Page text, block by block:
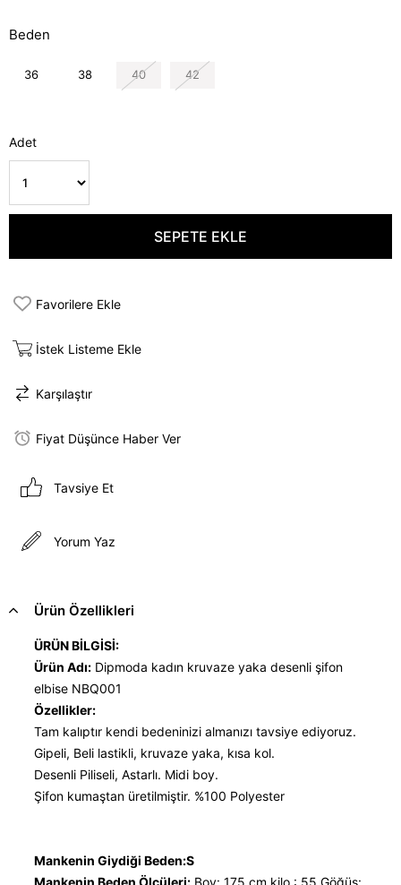
Beden
36 38 40 42
Adet
Favorilere Ekle
İstek Listeme Ekle
Karşılaştır
Fiyat Düşünce Haber Ver
Tavsiye Et
Yorum Yaz
Ürün Özellikleri
ÜRÜN BİLGİSİ:
Ürün Adı: Dipmoda kadın kruvaze yaka desenli şifon
elbise NBQ001
Özellikler:
Tam kalıptır kendi bedeninizi almanızı tavsiye ediyoruz.
Gipeli, Beli lastikli, kruvaze yaka, kısa kol.
Desenli Piliseli, Astarlı. Midi boy.
Şifon kumaştan üretilmiştir. %100 Polyester
Mankenin Giydiği Beden:S
Mankenin Beden Ölçüleri: Boy: 175 cm kilo : 55 Göğüs: